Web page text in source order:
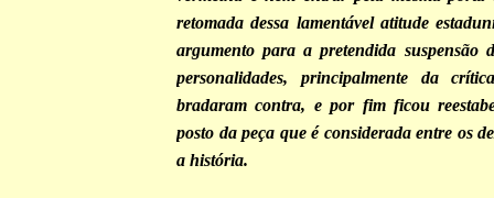
retomada dessa lamentável atitude
argumento para a pretendida suspensão
personalidades, principalmente da
bradaram contra, e por fim ficou
posto da peça que é considerada entre os
a história.